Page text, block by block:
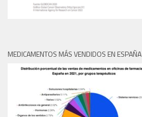
MEDICAMENTOS MÁS VENDIDOS EN ESPAÑA